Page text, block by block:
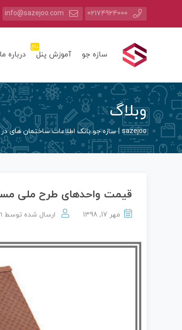
02174924000
info@sazejoo.com
سازه جو آموزش پنل
داغ
درباره ما
وبلاگ
sazejoo | سازه جو بانک اطلاعات ساختمان های در حال ساخت
قیمت واحدهای طرح ملی
مهر 17, 1398 ارسال شده توسط